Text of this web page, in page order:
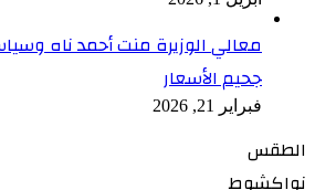
معالي الوزيرة منت أحمد ناه
جحيم الأسعار
فبراير 21, 2026
الطقس
نواكشوط